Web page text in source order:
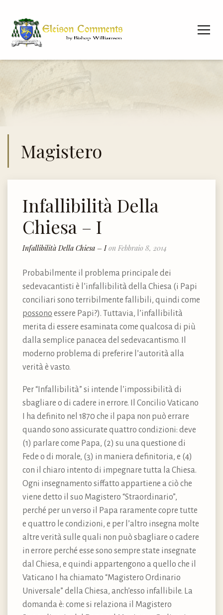
Magistero
Infallibilità Della
Chiesa – I
Infallibilità Della Chiesa – Ion Febbraio 8, 2014
Probabilmente il problema principale dei
sedevacantisti è l’infallibilità della Chiesa (i Papi
conciliari sono terribilmente fallibili, quindi come
possono essere Papi?). Tuttavia, l’infallibilità
merita di essere esaminata come qualcosa di più
dalla semplice panacea del sedevacantismo. Il
moderno problema di preferire l’autorità alla
verità è vasto.
Per “Infallibilità” si intende l’impossibilità di
sbagliare o di cadere in errore. Il Concilio Vaticano
I ha definito nel 1870 che il papa non può errare
quando sono assicurate quattro condizioni: deve
(1) parlare come Papa, (2) su una questione di
Fede o di morale, (3) in maniera definitoria, e (4)
con il chiaro intento di impegnare tutta la Chiesa.
Ogni insegnamento siffatto appartiene a ciò che
viene detto il suo Magistero “Straordinario”,
perché per un verso il Papa raramente copre tutte
e quattro le condizioni, e per l’altro insegna molte
altre verità sulle quali non può sbagliare o cadere
in errore perché esse sono sempre state insegnate
dal Chiesa, e quindi appartengono a quello che il
Vaticano I ha chiamato “Magistero Ordinario
Universale” della Chiesa, anch’esso infallibile. La
domanda è: come si relaziona il Magistero